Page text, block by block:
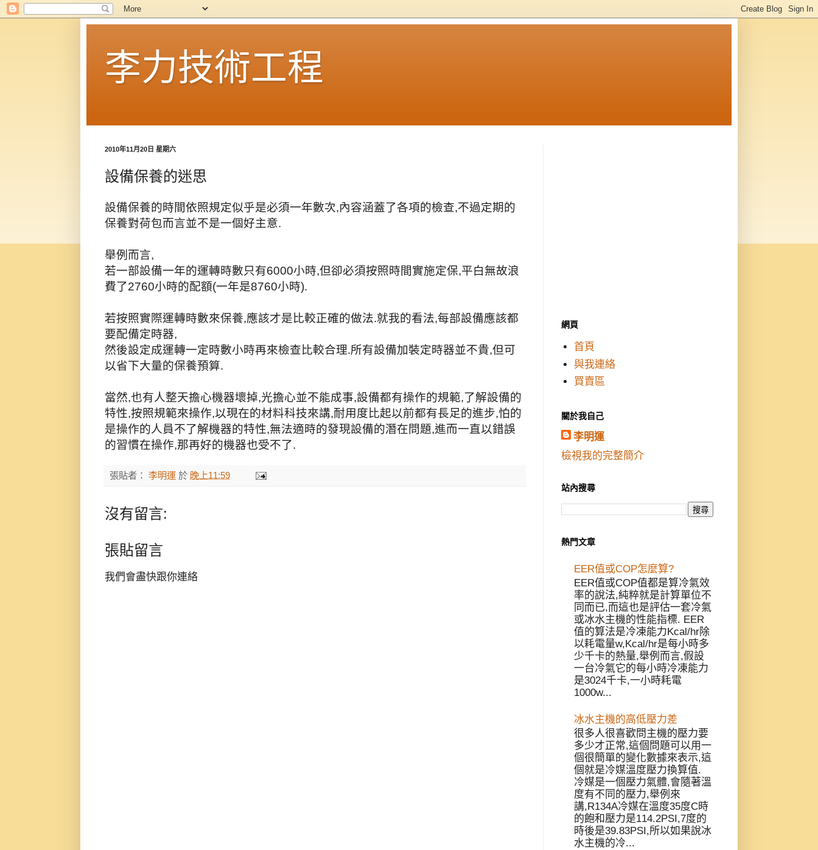
李力技術工程
2010年11月20日 星期六
設備保養的迷思
設備保養的時間依照規定似乎是必須一年數次,內容涵蓋了各項的檢查,不過定期的
保養對荷包而言並不是一個好主意.
舉例而言,
若一部設備一年的運轉時數只有6000小時,但卻必須按照時間實施定保,平白無故浪
費了2760小時的配額(一年是8760小時).
若按照實際運轉時數來保養,應該才是比較正確的做法.就我的看法,每部設備應該都
要配備定時器,
然後設定成運轉一定時數小時再來檢查比較合理.所有設備加裝定時器並不貴,但可
以省下大量的保養預算.
當然,也有人整天擔心機器壞掉,光擔心並不能成事,設備都有操作的規範,了解設備的
特性,按照規範來操作,以現在的材料科技來講,耐用度比起以前都有長足的進步,怕的
是操作的人員不了解機器的特性,無法適時的發現設備的潛在問題,進而一直以錯誤
的習慣在操作,那再好的機器也受不了.
張貼者： 李明運 於 晚上11:59
沒有留言:
張貼留言
我們會盡快跟你連絡
網頁
首頁
與我連絡
買賣區
關於我自己
李明運
檢視我的完整簡介
站內搜尋
熱門文章
EER值或COP怎麼算?
EER值或COP值都是算冷氣效
率的說法,純粹就是計算單位不
同而已,而這也是評估一套冷氣
或冰水主機的性能指標. EER
值的算法是冷凍能力Kcal/hr除
以耗電量w,Kcal/hr是每小時多
少千卡的熱量,舉例而言,假設
一台冷氣它的每小時冷凍能力
是3024千卡,一小時耗電
1000w...
冰水主機的高低壓力差
很多人很喜歡問主機的壓力要
多少才正常,這個問題可以用一
個很簡單的變化數據來表示,這
個就是冷媒溫度壓力換算值.
冷媒是一個壓力氣體,會隨著溫
度有不同的壓力,舉例來
講,R134A冷媒在溫度35度C時
的飽和壓力是114.2PSI,7度的
時後是39.83PSI,所以如果說冰
水主機的冷...